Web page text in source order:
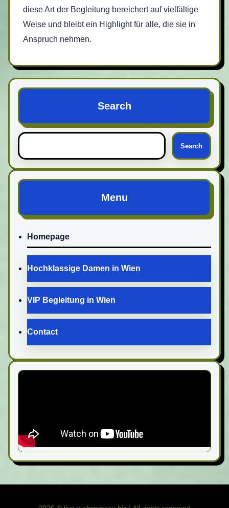
diese Art der Begleitung bereichert auf vielfältige
Weise und bleibt ein Highlight für alle, die sie in
Anspruch nehmen.
Search
Search
Menu
Homepage
Hochklassige Damen in Wien
VIP Begleitung in Wien
Contact